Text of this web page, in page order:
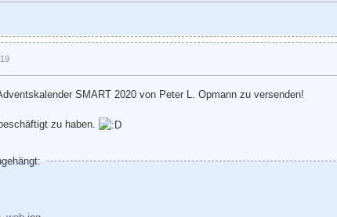
SMART 2020 von Peter L. Opmann zu versenden!
zu haben.